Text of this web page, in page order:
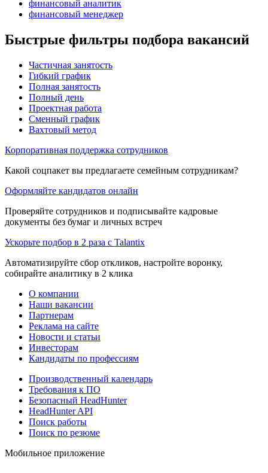
финансовый аналитик
финансовый менеджер
Быстрые фильтры подбора вакансий
Частичная занятость
Гибкий график
Полная занятость
Полный день
Проектная работа
Сменный график
Вахтовый метод
Корпоративная поддержка сотрудников
Какой соцпакет вы предлагаете семейным сотрудникам?
Оформляйте кандидатов онлайн
Проверяйте сотрудников и подписывайте кадровые
документы без бумаг и личных встреч
Ускорьте подбор в 2 раза с Talantix
Автоматизируйте сбор откликов, настройте воронку,
собирайте аналитику в 2 клика
О компании
Наши вакансии
Партнерам
Реклама на сайте
Новости и статьи
Инвесторам
Кандидаты по профессиям
Производственный календарь
Требования к ПО
Безопасный HeadHunter
HeadHunter API
Поиск работы
Поиск по резюме
Мобильное приложение